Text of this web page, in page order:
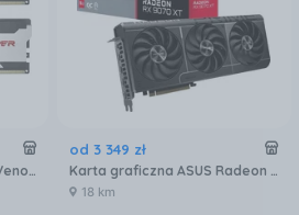
Pamięć RAM Patrot Viper Venom DDR5 32GB 6000MTs (PVV532G600C30K)
od 3 349 zł
Karta graficzna ASUS Radeon RX 9070 XT Prime OC 16GB (90YV0L71M0NA00)
18 km